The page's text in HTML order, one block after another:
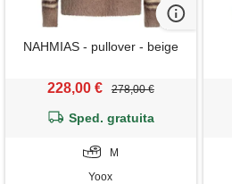
NAHMIAS - pullover - beige
228,00 € 278,00 €
Sped. gratuita
M
Yoox